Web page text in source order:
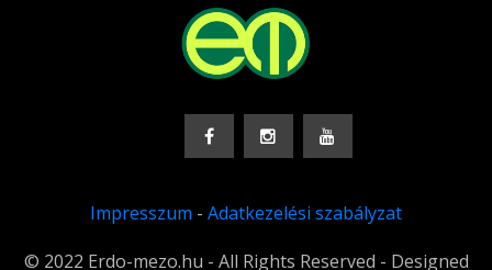
Impresszum - Adatkezelési szabályzat
© 2022 Erdo-mezo.hu - All Rights Reserved - Designed